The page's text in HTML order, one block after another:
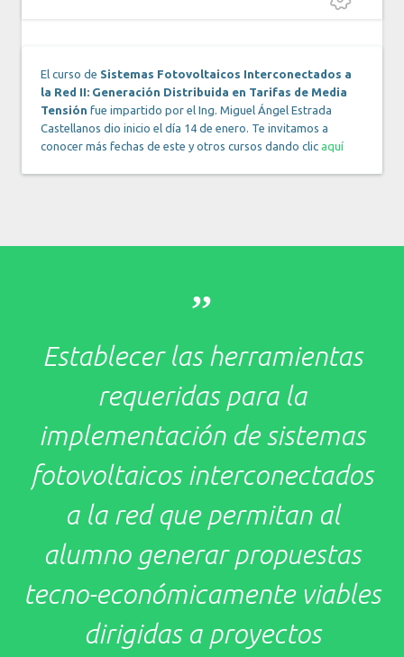
El curso de Sistemas Fotovoltaicos Interconectados a
la Red II: Generación Distribuida en Tarifas de Media
Tensión fue impartido por el Ing. Miguel Ángel Estrada
Castellanos dio inicio el día 14 de enero. Te invitamos a
conocer más fechas de este y otros cursos dando clic aquí
,,
Establecer las herramientas
requeridas para la
implementación de sistemas
fotovoltaicos interconectados
a la red que permitan al
alumno generar propuestas
tecno-económicamente viables
dirigidas a proyectos